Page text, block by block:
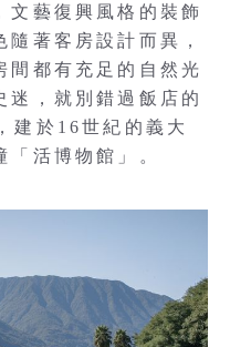
文藝復興風格的裝飾
著客房設計而異，
間都有充足的自然光
迷，就別錯過飯店的
於16世紀的義大
活博物館」。